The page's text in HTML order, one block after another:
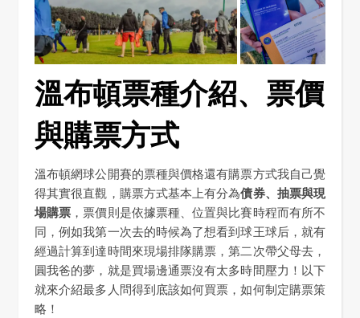
溫布頓票種介紹、票價
與購票方式
溫布頓網球公開賽的票種與價格還有購票方式我自己覺
得其實很直觀，購票方式基本上有分為債券、抽票與現
場購票 ，票價則是依據票種、位置與比賽時程而有所不
同，例如我第一次去的時候為了想看到球王球后，就有
經過計算到達時間來現場排隊購票，第二次帶父母去，
圓我爸的夢，就是買場邊通票沒有太多時間壓力！以下
就來介紹最多人問得到底該如何買票，如何制定購票策
略！